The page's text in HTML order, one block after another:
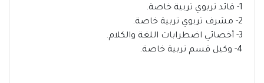
1- قائد تربوي تربية خاصة.
2- مشرف تربوي تربية خاصة.
3- أخصائي اضطرابات اللغة والكلام.
4- وكيل قسم تربية خاصة.